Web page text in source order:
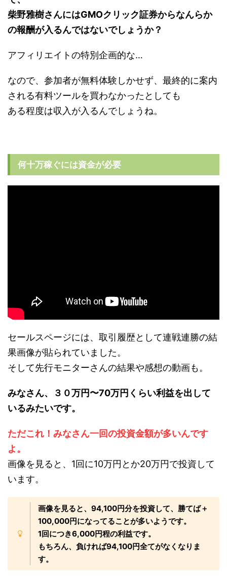
柴野雅樹さんにはGMOクリック証券からなんらか
の報酬が入るんではないでしょうか？
アフィリエイトの特別企画的な…
なので、参加者が無料体験しかせず、最終的に案内
される有料ツールを買わなかったとしても
ある程度は収入が入るんでしょうね。
何十万稼ぐには資金が必要
セールスページには、取引履歴として連戦連勝の結
果画像が貼られていました。
そして先行モニターさんの結果や感想の動画も。
みなさん、３０万円〜70万円くらい利益を出して
いるみたいです。
ただこれ！みなさん一回の投資金額が多いんです
よ。
画像を見ると、1回に10万円とか20万円で投資して
います。
画像を見ると、94,100円分を投資して、勝てば＋
100,000円になってることが多いようです。
1回につき6,000円程の利益です。
もちろん、負ければ94,100円全てがなくなりま
す。